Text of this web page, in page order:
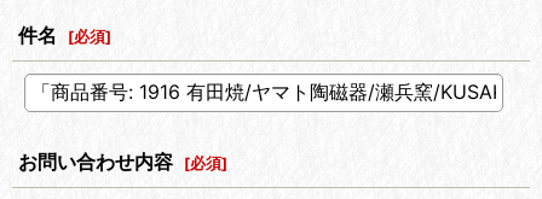
件名 [必須]
お問い合わせ内容 [必須]